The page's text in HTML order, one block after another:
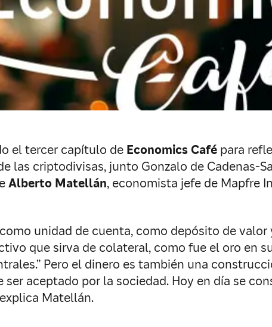
el tercer capítulo de Economics Café para
las criptodivisas, junto Gonzalo de Cadenas-
Alberto Matellán, economista jefe de Mapfre
unidad de cuenta, como depósito de
que sirva de colateral, como fue el oro en
Pero el dinero es también una
aceptado por la sociedad. Hoy en día se
Matellán.